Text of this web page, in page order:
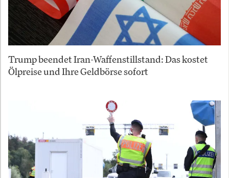
Trump beendet Iran-Waffenstillstand: Das kostet
Ölpreise und Ihre Geldbörse sofort